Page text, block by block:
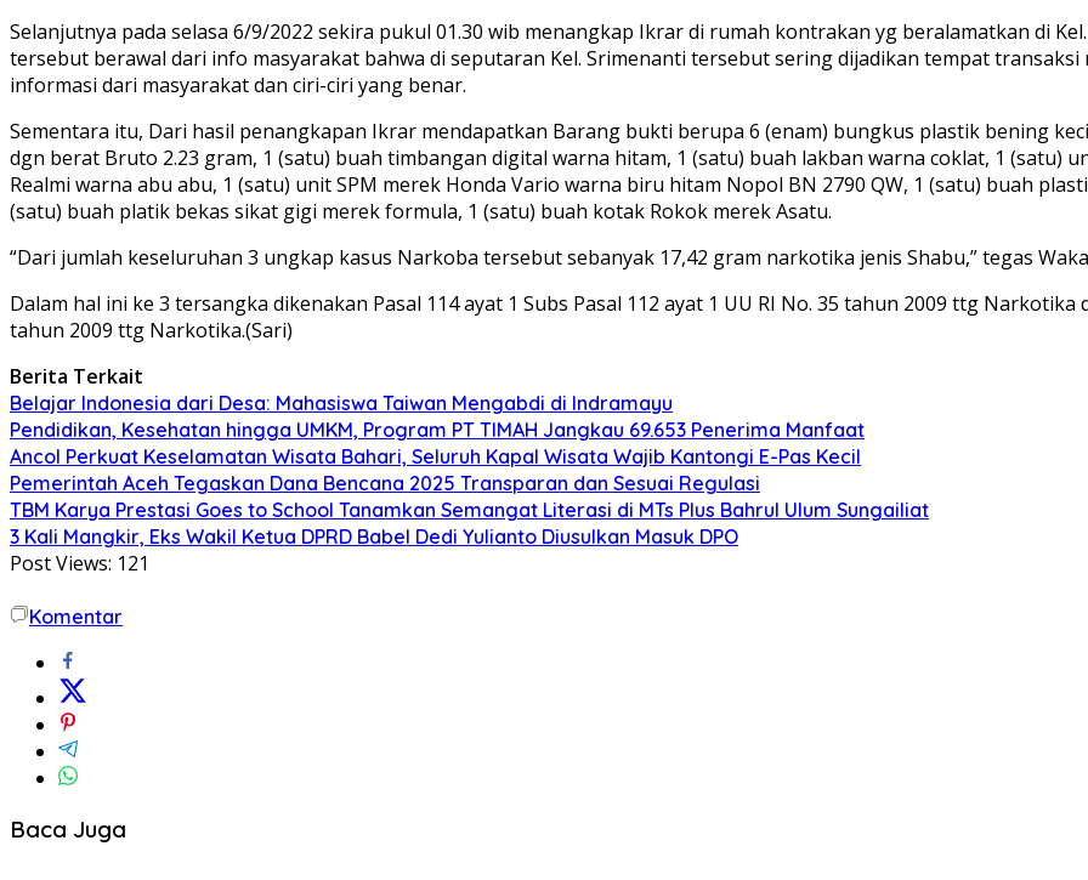
Selanjutnya pada selasa 6/9/2022 sekira pukul 01.30 wib menangkap Ikrar di rumah kontrakan yg beralamatkan di
tersebut berawal dari info masyarakat bahwa di seputaran Kel. Srimenanti tersebut sering dijadikan tempat
informasi dari masyarakat dan ciri-ciri yang benar.
Sementara itu, Dari hasil penangkapan Ikrar mendapatkan Barang bukti berupa 6 (enam) bungkus plastik bening
dgn berat Bruto 2.23 gram, 1 (satu) buah timbangan digital warna hitam, 1 (satu) buah lakban warna coklat, 1 (satu)
Realmi warna abu abu, 1 (satu) unit SPM merek Honda Vario warna biru hitam Nopol BN 2790 QW, 1 (satu) buah
(satu) buah platik bekas sikat gigi merek formula, 1 (satu) buah kotak Rokok merek Asatu.
“Dari jumlah keseluruhan 3 ungkap kasus Narkoba tersebut sebanyak 17,42 gram narkotika jenis Shabu,” tegas
Dalam hal ini ke 3 tersangka dikenakan Pasal 114 ayat 1 Subs Pasal 112 ayat 1 UU RI No. 35 tahun 2009 ttg Narkotika
tahun 2009 ttg Narkotika.(Sari)
Berita Terkait
Belajar Indonesia dari Desa: Mahasiswa Taiwan Mengabdi di Indramayu
Pendidikan, Kesehatan hingga UMKM, Program PT TIMAH Jangkau 69.653 Penerima Manfaat
Ancol Perkuat Keselamatan Wisata Bahari, Seluruh Kapal Wisata Wajib Kantongi E-Pas Kecil
Pemerintah Aceh Tegaskan Dana Bencana 2025 Transparan dan Sesuai Regulasi
TBM Karya Prestasi Goes to School Tanamkan Semangat Literasi di MTs Plus Bahrul Ulum Sungailiat
3 Kali Mangkir, Eks Wakil Ketua DPRD Babel Dedi Yulianto Diusulkan Masuk DPO
Post Views: 121
Komentar
Baca Juga